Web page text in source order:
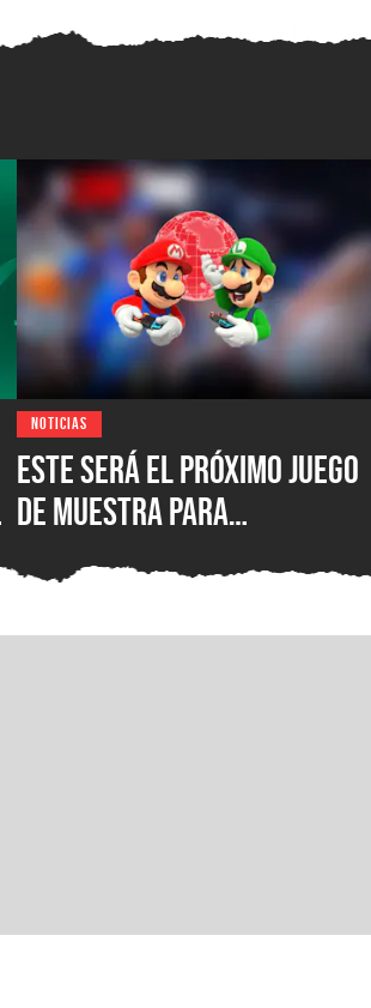
NOTICIAS
Este será el próximo Juego
de Muestra para
Switch Online